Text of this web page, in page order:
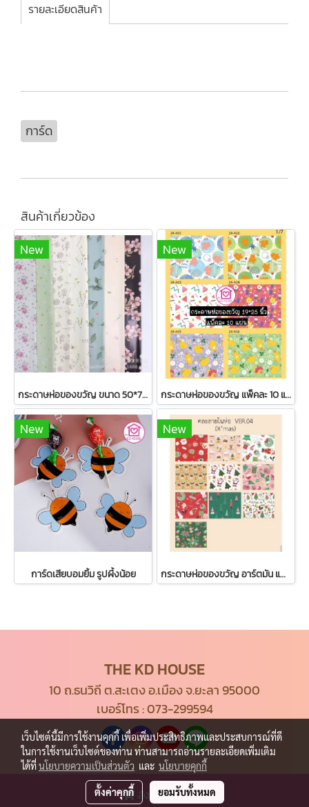
สั่งซื้อสินค้า
รายละเอียดสินค้า
การ์ด
สินค้าเกี่ยวข้อง
New
กระดาษห่อของขวัญ ขนาด 50*70 ซม แพ็ค 10 แผ่น พร้อมส่ง จากไทย
New
กระดาษห่อของขวัญ แพ็คละ 10 แผ่น Set มีรหัสในภาพ พร้อมส่งในไทย
New
การ์ดเสียบอมยิ้ม รูปผึ้งน้อย
New
กระดาษห่อของขวัญ อาร์ตมัน แพ็ค 100 ชิ้น แบบคละ
THE KD HOUSE
10 ถ.ธนวิถี ต.สะเตง อ.เมือง จ.ยะลา 95000
เบอร์โทร :073-299594
© Copyright 2021 All Rights Reserved.
เว็บไซต์นี้มีการใช้งานคุกกี้ เพื่อเพิ่มประสิทธิภาพและประสบการณ์ที่ดี
ในการใช้งานเว็บไซต์ของท่าน ท่านสามารถอ่านรายละเอียดเพิ่มเติม
ได้ที่นโยบายความเป็นส่วนตัว และ นโยบายคุกกี้
ตั้งค่าคุกกี้ ยอมรับทั้งหมด